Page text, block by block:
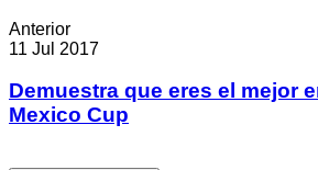
Anterior
11 Jul 2017
Demuestra que eres el mejor
Mexico Cup